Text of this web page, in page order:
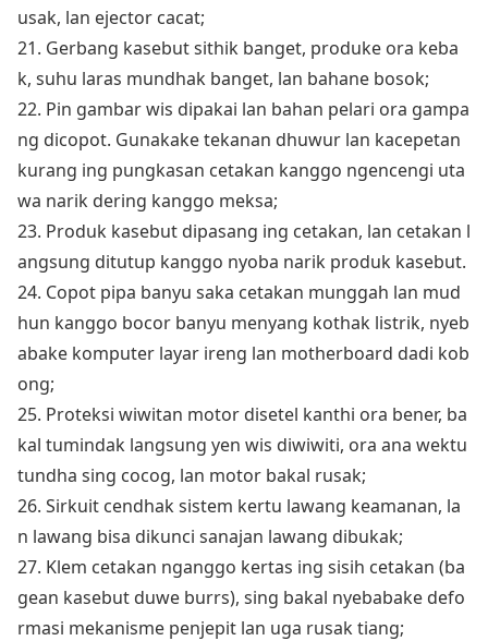
usak, lan ejector cacat;
21. Gerbang kasebut sithik banget, produke ora keba
k, suhu laras mundhak banget, lan bahane bosok;
22. Pin gambar wis dipakai lan bahan pelari ora gampa
ng dicopot. Gunakake tekanan dhuwur lan kacepetan
kurang ing pungkasan cetakan kanggo ngencengi uta
wa narik dering kanggo meksa;
23. Produk kasebut dipasang ing cetakan, lan cetakan l
angsung ditutup kanggo nyoba narik produk kasebut.
24. Copot pipa banyu saka cetakan munggah lan mud
hun kanggo bocor banyu menyang kothak listrik, nyeb
abake komputer layar ireng lan motherboard dadi kob
ong;
25. Proteksi wiwitan motor disetel kanthi ora bener, ba
kal tumindak langsung yen wis diwiwiti, ora ana wektu
tundha sing cocog, lan motor bakal rusak;
26. Sirkuit cendhak sistem kertu lawang keamanan, la
n lawang bisa dikunci sanajan lawang dibukak;
27. Klem cetakan nganggo kertas ing sisih cetakan (ba
gean kasebut duwe burrs), sing bakal nyebabake defo
rmasi mekanisme penjepit lan uga rusak tiang;